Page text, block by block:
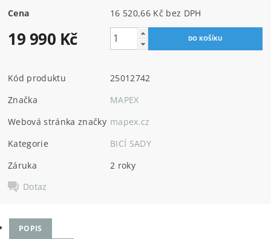
Cena 16 520,66 Kč bez DPH
19 990 Kč
Kód produktu
25012742
Značka
MAPEX
Webová stránka značky mapex.cz
Kategorie
BICÍ SADY
Záruka
2 roky
Dotaz
POPIS